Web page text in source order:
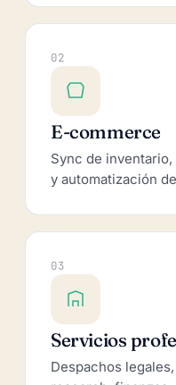
02
E-commerce
Sync de
y automatización
03
Servicios
Despachos